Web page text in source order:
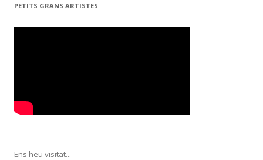
PETITS GRANS ARTISTES
Ens heu visitat...